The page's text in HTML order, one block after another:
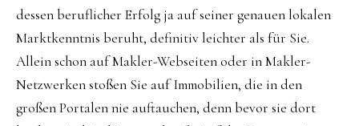
dessen beruflicher Erfolg ja auf seiner genauen lokalen
Marktkenntnis beruht, definitiv leichter als für Sie.
Allein schon auf Makler-Webseiten oder in Makler-
Netzwerken stoßen Sie auf Immobilien, die in den
großen Portalen nie auftauchen, denn bevor sie dort